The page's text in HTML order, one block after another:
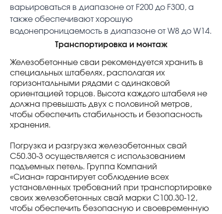
варьироваться в диапазоне от F200 до F300, а
также обеспечивают хорошую
водонепроницаемость в диапазоне от W8 до W14.
Транспортировка и монтаж
Железобетонные сваи рекомендуется хранить в
специальных штабелях, располагая их
горизонтальными рядами с одинаковой
ориентацией торцов. Высота каждого штабеля не
должна превышать двух с половиной метров,
чтобы обеспечить стабильность и безопасность
хранения.
Погрузка и разгрузка железобетонных свай
С50.30-3 осуществляется с использованием
подъемных петель. Группа Компаний
«Сиана» гарантирует соблюдение всех
установленных требований при транспортировке
своих железобетонных свай марки С100.30-12,
чтобы обеспечить безопасную и своевременную